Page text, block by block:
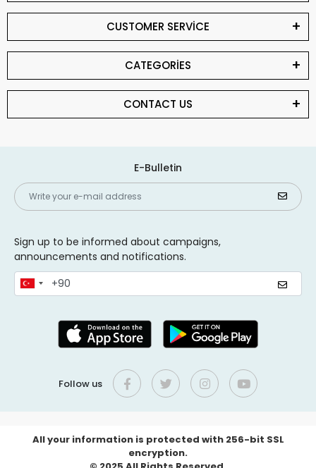
CUSTOMER SERVİCE
CATEGORİES
CONTACT US
E-Bulletin
Sign up to be informed about campaigns,
announcements and notifications.
Follow us
All your information is protected with 256-bit SSL
encryption.